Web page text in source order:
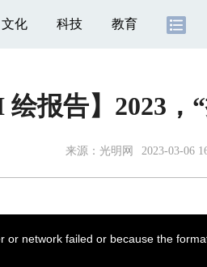
文化 科技 教育
绘报告】2023，
来源： 光明网 2023-03-06
network failed or because the